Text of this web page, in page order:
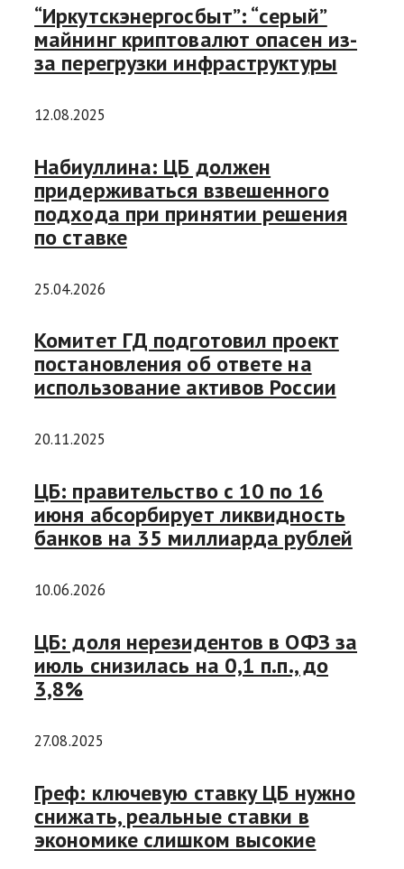
“Иркутскэнергосбыт”: “серый”
майнинг криптовалют опасен из-
за перегрузки инфраструктуры
12.08.2025
Набиуллина: ЦБ должен
придерживаться взвешенного
подхода при принятии решения
по ставке
25.04.2026
Комитет ГД подготовил проект
постановления об ответе на
использование активов России
20.11.2025
ЦБ: правительство с 10 по 16
июня абсорбирует ликвидность
банков на 35 миллиарда рублей
10.06.2026
ЦБ: доля нерезидентов в ОФЗ за
июль снизилась на 0,1 п.п., до
3,8%
27.08.2025
Греф: ключевую ставку ЦБ нужно
снижать, реальные ставки в
экономике слишком высокие